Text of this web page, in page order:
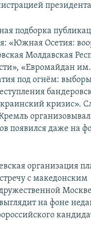
подборка
«Южная Осетия:
Молдавская
«Евромайдан
под огнём:
кризис».
появился даже на
организация
с македонским
Москве
на фоне